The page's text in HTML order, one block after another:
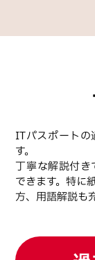
ITパスポートの
す。
丁寧な解説付
できます。特に
方、用語解説も